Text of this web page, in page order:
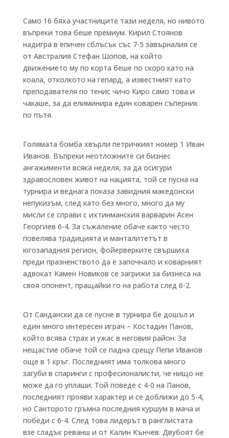
Само 16 бяха участниците тази неделя, но нивото
въпреки това беше премиум. Кирил Стоянов
надигра в епичен сблъсък със 7-5 завърналия се
от Австралия Стефан Шопов, на който
движението му по корта беше по скоро като на
коала, отколкото на гепард, а известният като
преподавателя по тенис чичо Киро само това и
чакаше, за да елиминира един коварен съперник
по пътя.
Голямата бомба хвърли петричкият номер 1 Иван
Иванов. Въпреки неотложните си бизнес
ангажименти всяка неделя, за да осигури
здравословен живот на нацията, той се пусна на
турнира и веднага показа завидния македонски
непукизъм, след като без много, много да му
мисли се справи с ихтинманския варварин Асен
Георгиев 6-4. За съжаление обаче както често
повелява традицията и манталитетът в
югозападния регион, фойерверките свършиха
преди празненството да е започнало и коварният
адвокат Камен Новиков се загрижи за бизнеса на
своя опонент, пращайки го на работа след 6-2.
От Сандански да се пусне в турнира бе дошъл и
един много интересен играч – Костадин Панов,
който всява страх и ужас в неговия район. За
нещастие обаче той се падна срещу Пепи Иванов
още в 1 кръг. Последният има толкова много
загуби в спаринги с професионалисти, че нищо не
може да го уплаши. Той поведе с 4-0 на Панов,
последният прояви характер и се доближи до 5-4,
но Санторото гръмна последния куршум в мача и
победи с 6-4. След това лидерът в ранглистата
взе сладък реванш и от Калин Кънчев. Двубоят бе